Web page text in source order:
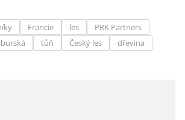
Francie les
PRK Partners
tůň Český les dřevina